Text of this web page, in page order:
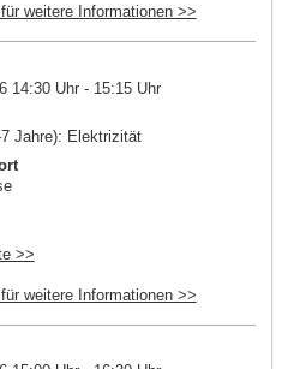
weitere Informationen >>
14:30 Uhr - 15:15 Uhr
Jahre): Elektrizität
>>
weitere Informationen >>